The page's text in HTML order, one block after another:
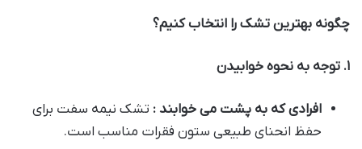
چگونه بهترین تشک را انتخاب کنیم؟
۱. توجه به نحوه خوابیدن
افرادی که به پشت می خوابند : تشک نیمه سفت برای
حفظ انحنای طبیعی ستون فقرات مناسب است.